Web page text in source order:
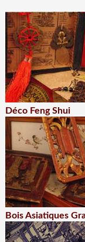
Déco Feng Shui
Bois Asiatiques